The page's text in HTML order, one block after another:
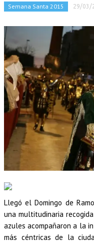
Semana Santa 2015 29/03/
Llegó el Domingo de
una multitudinaria
azules acompañaron a la
más céntricas de la